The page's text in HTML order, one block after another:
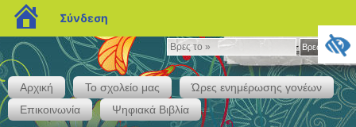
Βρες
το
»
Βρες το »
Αρχική Το σχολείο μας
Ώρες ενημέρωσης γονέων
Επικοινωνία
Ψηφιακά Βιβλία
blogs.sch.gr
Σύνδεση